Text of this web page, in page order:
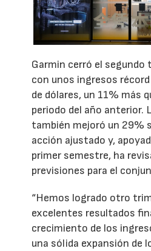
Garmin cerró el
con unos ingresos
de dólares, un 11% más
periodo del año anterior.
también mejoró un 29%
acción ajustado y,
primer semestre, ha
previsiones para el
“Hemos logrado otro
excelentes resultados
crecimiento de los
una sólida expansión de